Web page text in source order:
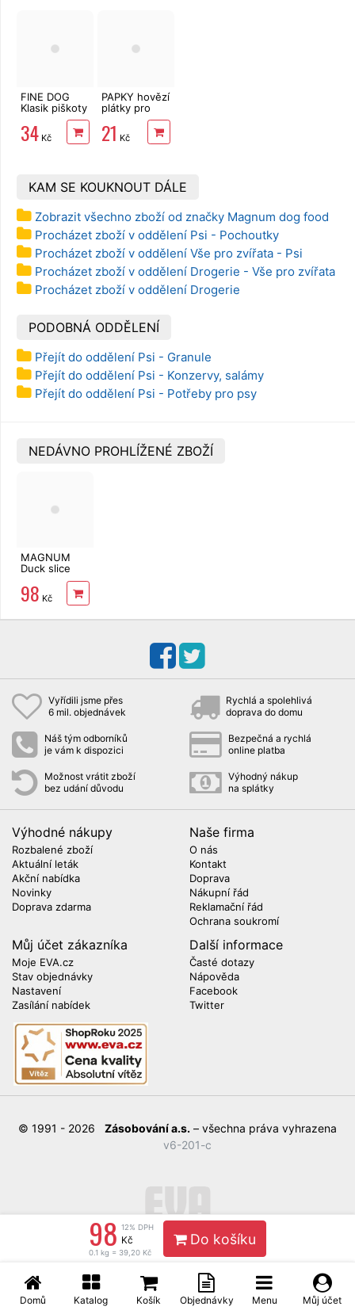
Domů Katalog Košík Objednávky Menu Můj účet
98 12% DPH
Kč
0.1 kg = 39,20 Kč
Do košíku
FINE DOG
Klasik piškoty
34 Kč
PAPKY hovězí
plátky pro
21 Kč
KAM SE KOUKNOUT DÁLE
Zobrazit všechno zboží od značky Magnum dog food
Procházet zboží v oddělení Psi - Pochoutky
Procházet zboží v oddělení Vše pro zvířata - Psi
Procházet zboží v oddělení Drogerie - Vše pro zvířata
Procházet zboží v oddělení Drogerie
PODOBNÁ ODDĚLENÍ
Přejít do oddělení Psi - Granule
Přejít do oddělení Psi - Konzervy, salámy
Přejít do oddělení Psi - Potřeby pro psy
NEDÁVNO PROHLÍŽENÉ ZBOŽÍ
MAGNUM
Duck slice
soft 250 g
98 Kč
Vyřídili jsme přes
6 mil. objednávek
Rychlá a spolehlivá
doprava do domu
Náš tým odborníků
je vám k dispozici
Bezpečná a rychlá
online platba
Možnost vrátit zboží
bez udání důvodu
Výhodný nákup
na splátky
Výhodné nákupy
Rozbalené zboží
Aktuální leták
Akční nabídka
Novinky
Doprava zdarma
Naše firma
O nás
Kontakt
Doprava
Nákupní řád
Reklamační řád
Ochrana soukromí
Můj účet zákazníka
Moje EVA.cz
Stav objednávky
Nastavení
Zasílání nabídek
Další informace
Časté dotazy
Nápověda
Facebook
Twitter
© 1991 - 2026 Zásobování a.s. – všechna práva vyhrazena
v6-201-c